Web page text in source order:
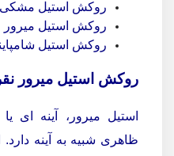
روکش استیل مشکی
روکش استیل
روکش استیل
روکش استیل میرور
استیل میرور، آینه ای
ظاهری شبیه به آینه